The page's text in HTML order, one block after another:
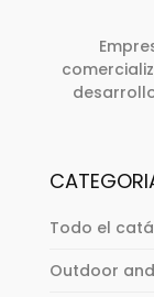
Todo el
Outdoor